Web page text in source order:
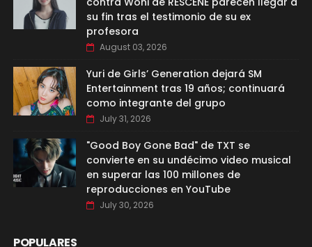
su fin tras el testimonio de su ex
profesora
August 03, 2026
Yuri de Girls’ Generation dejará SM
Entertainment tras 19 años; continuará
como integrante del grupo
July 31, 2026
"Good Boy Gone Bad" de TXT se
convierte en su undécimo video musical
en superar las 100 millones de
reproducciones en YouTube
July 30, 2026
POPULARES